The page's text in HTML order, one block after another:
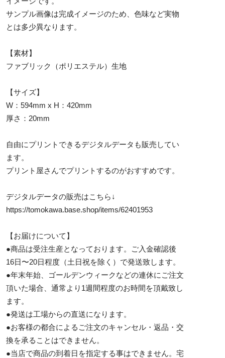
サンプル画像は完成イメージのため、色味など実物
とは多少異なります。
【素材】
ファブリック（ポリエステル）生地
【サイズ】
W：594mm x H：420mm
厚さ：20mm
自由にプリントできるデジタルデータも販売してい
ます。
プリント屋さんでプリントするのがおすすめです。
デジタルデータの販売はこちら↓
https://tomokawa.base.shop/items/62401953
【お届けについて】
●商品は受注生産となっております。ご入金確認後
16日〜20日程度（土日祝を除く）で発送致します。
●年末年始、ゴールデンウィークなどの連休にご注文
頂いた場合、通常より1週間程度のお時間を頂戴致し
ます。
●発送は工場からの直送になります。
●お客様の都合によるご注文のキャンセル・返品・交
換を承ることはできません。
●当店で商品の到着日を指定する事はできません。宅